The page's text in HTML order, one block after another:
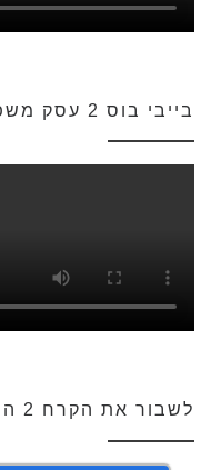
בייבי בוס 2 עסק משפחתי – טריילר רשמי מדובב
לשבור את הקרח 2 הסרט